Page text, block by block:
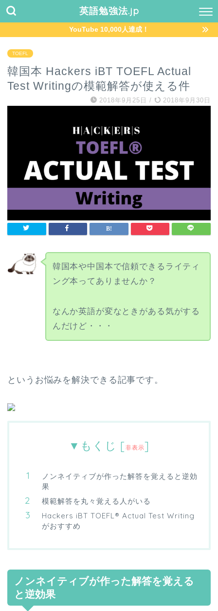
英語勉強法.jp
YouTube 10,000人達成！
TOEFL
韓国本 Hackers iBT TOEFL Actual
Test Writingの模範解答が使える件
2018年9月25日 / 2018年9月30日
韓国本や中国本で信頼できるライティ
ング本ってありませんか？
なんか英語が変なときがある気がする
んだけど・・・
というお悩みを解決できる記事です。
▼もくじ [ 非表示]
ノンネイティブが作った解答を覚えると逆効
果
模範解答を丸々覚える人がいる
Hackers iBT TOEFL® Actual Test Writing
がおすすめ
ノンネイティブが作った解答を覚える
と逆効果